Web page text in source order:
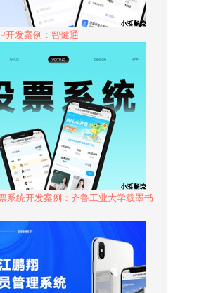
开发案例：智健通
系统开发案例：齐鲁工业大学载墨书